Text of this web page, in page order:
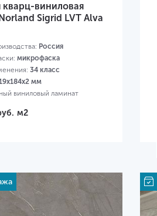
кварц-виниловая
Sigrid LVT Alva
Россия
микрофаска
34 класс
мм
виниловый ламинат
м2